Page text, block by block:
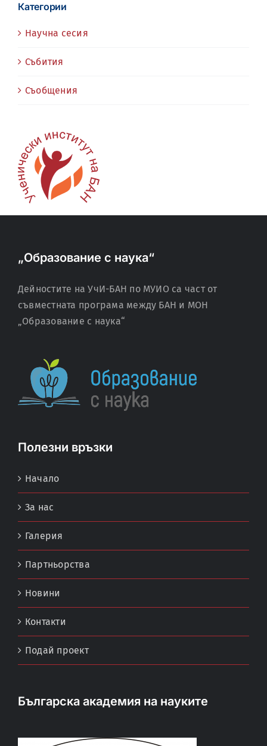
Категории
Научна сесия
Събития
Съобщения
„Образование с наука“
Дейностите на УчИ-БАН по МУИО са част от
съвместната програма между БАН и МОН
„Образование с наука“
Полезни връзки
Начало
За нас
Галерия
Партньорства
Новини
Контакти
Подай проект
Българска академия на науките